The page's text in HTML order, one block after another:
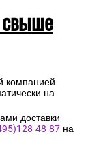
свыше
компанией
на
доставки
48-87 на